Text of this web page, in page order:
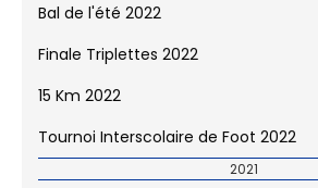
Bal de l'été 2022
Finale Triplettes 2022
15 Km 2022
Tournoi Interscolaire de Foot 2022
2021